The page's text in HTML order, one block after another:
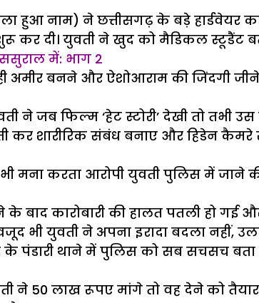
हुआ नाम) ने छत्तीसगढ़ के बड़े हार्डवेयर
कर दी। युवती ने खुद को मैडिकल स्टूडैंट
ससुराल में: भाग 2
अमीर बनने और ऐशोआराम की जिंदगी
ने जब फिल्म ‘हेट स्टोरी’ देखी तो तभी
कर शारीरिक संबंध बनाए और हिडेन
मना करता आरोपी युवती पुलिस में
कारोबारी की हालत पतली हो गई
भी युवती ने अपना इरादा बदला नहीं,
के पंडारी थाने में पुलिस को सब सचसच
ने 50 लाख रूपए मांगे तो वह देने को